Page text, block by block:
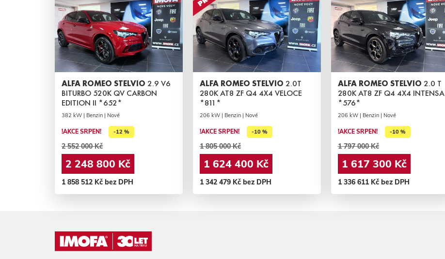
ALFA ROMEO STELVIO 2.9 V6
BITURBO 520K QV CARBON
EDITION II *652*
382 kW | Benzin | Nové
!AKCE SRPEN! -12 %
2 552 000 Kč
2 248 800 Kč
1 858 512 Kč bez DPH
ALFA ROMEO STELVIO 2.0T
280K AT8 ZF Q4 4X4 VELOCE
*811*
206 kW | Benzin | Nové
!AKCE SRPEN! -10 %
1 805 000 Kč
1 624 400 Kč
1 342 479 Kč bez DPH
ALFA ROMEO STELVIO 2.0 T
280K AT8 ZF Q4 4X4 INTENSA
*576*
206 kW | Benzin | Nové
!AKCE SRPEN! -10 %
1 797 000 Kč
1 617 300 Kč
1 336 611 Kč bez DPH